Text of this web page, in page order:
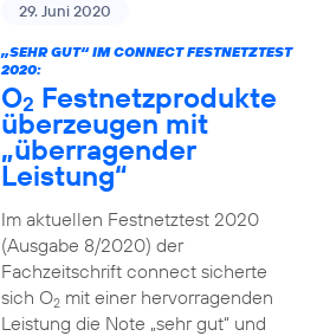
29. Juni 2020
„SEHR GUT“ IM CONNECT FESTNETZTEST
2020:
O2 Festnetzprodukte
überzeugen mit
„überragender
Leistung“
Im aktuellen Festnetztest 2020
(Ausgabe 8/2020) der
Fachzeitschrift connect sicherte
sich O2mit einer hervorragenden
Leistung die Note „sehr gut“ und